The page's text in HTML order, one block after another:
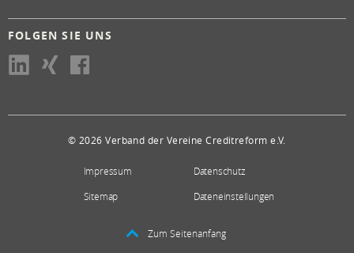
FOLGEN SIE UNS
© 2026 Verband der Vereine Creditreform e.V.
Impressum
Datenschutz
Sitemap
Dateneinstellungen
Zum Seitenanfang